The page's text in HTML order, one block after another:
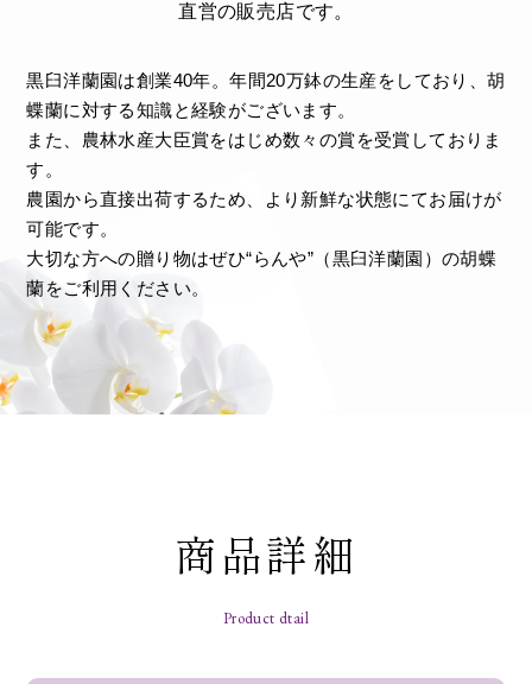
直営の販売店です。
黒臼洋蘭園は創業40年。年間20万鉢の生産をしており、胡
蝶蘭に対する知識と経験がございます。
また、農林水産大臣賞をはじめ数々の賞を受賞しておりま
す。
農園から直接出荷するため、より新鮮な状態にてお届けが
可能です。
大切な方への贈り物はぜひ“らんや”（黒臼洋蘭園）の胡蝶
蘭をご利用ください。
商品詳細
Product dtail